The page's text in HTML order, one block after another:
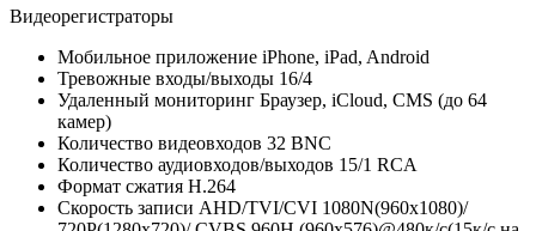
Видеорегистраторы
Мобильное приложение iPhone, iPad, Android
Тревожные входы/выходы 16/4
Удаленный мониторинг Браузер, iCloud, CMS (до 64
камер)
Количество видеовходов 32 BNC
Количество аудиовходов/выходов 15/1 RCA
Формат сжатия H.264
Скорость записи AHD/TVI/CVI 1080N(960x1080)/